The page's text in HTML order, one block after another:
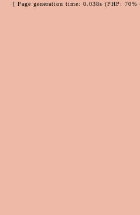
[ Page generation time: 0.038s (PHP: